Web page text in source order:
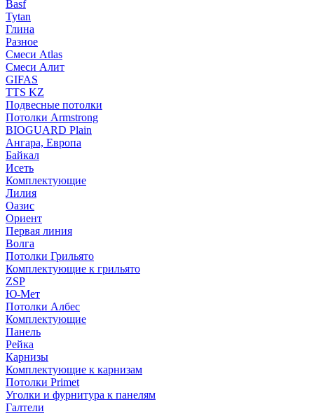
Basf
Tytan
Глина
Разное
Смеси Atlas
Смеси Алит
GIFAS
TTS KZ
Подвесные потолки
Потолки Armstrong
BIOGUARD Plain
Ангара, Европа
Байкал
Исеть
Комплектующие
Лилия
Оазис
Ориент
Первая линия
Волга
Потолки Грильято
Комплектующие к грильято
ZSP
Ю-Мет
Потолки Албес
Комплектующие
Панель
Рейка
Карнизы
Комплектующие к карнизам
Потолки Primet
Уголки и фурнитура к панелям
Галтели